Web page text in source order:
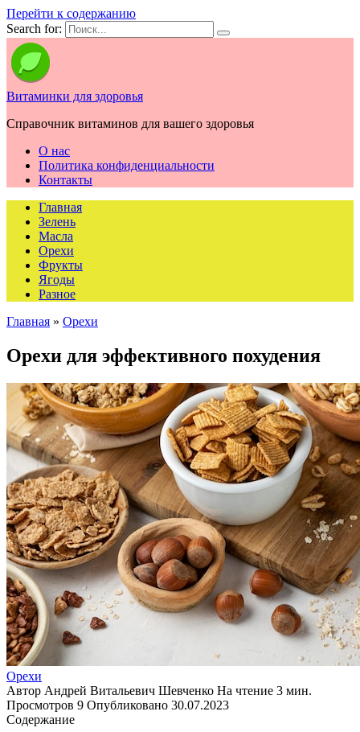
Перейти к содержанию
Search for:
Витаминки для здоровья
Справочник витаминов для вашего здоровья
О нас
Политика конфиденциальности
Контакты
Главная
Зелень
Масла
Орехи
Фрукты
Ягоды
Разное
Главная » Орехи
Орехи для эффективного похудения
Орехи
Автор Андрей Витальевич Шевченко На чтение 3 мин.
Просмотров 9 Опубликовано 30.07.2023
Содержание